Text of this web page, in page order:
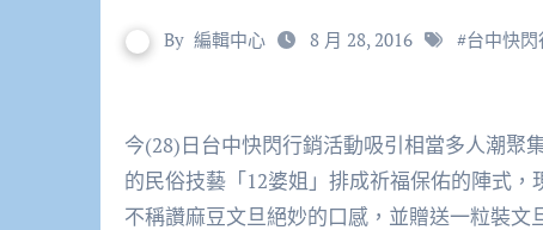
By 編輯中心 8 月 28, 2016 #台中快
今(28)日台中快閃行銷活動吸引相當多人潮聚集，活動由新生舞蹈團以文旦熱舞開場，再由麻豆在地
的民俗技藝「12婆姐」排成祈福保佑的陣式
不稱讚麻豆文旦絕妙的口感，並贈送一粒裝